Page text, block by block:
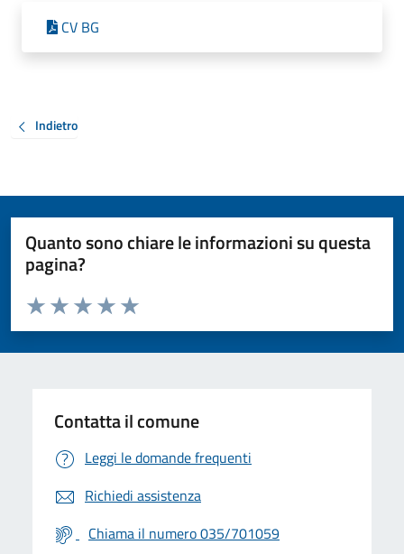
CV BG
Indietro
Quanto sono chiare le informazioni su questa
pagina?
Valuta da 1 a 5 stelle la pagina
Valuta 5 stelle su 5
Valuta 4 stelle su 5
Valuta 3 stelle su 5
Valuta 2 stelle su 5
Valuta 1 stelle su 5
Contatta il comune
Leggi le domande frequenti
Richiedi assistenza
Chiama il numero 035/701059